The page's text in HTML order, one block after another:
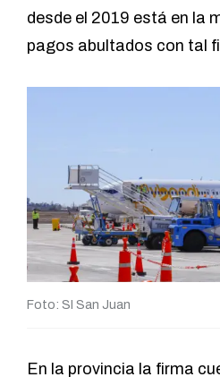
desde el 2019 está en la
pagos abultados con tal
Foto: SI San Juan
En la provincia la firma